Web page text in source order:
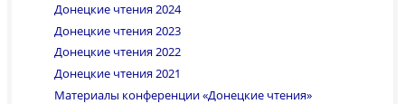
Донецкие чтения 2024
Донецкие чтения 2023
Донецкие чтения 2022
Донецкие чтения 2021
Материалы конференции «Донецкие чтения»